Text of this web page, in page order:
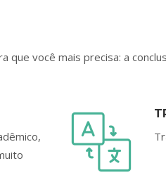
que você mais precisa: a